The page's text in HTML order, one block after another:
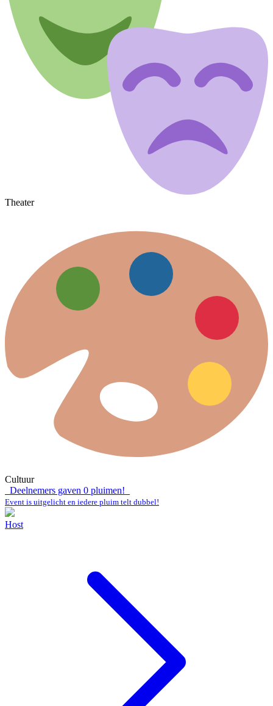
Theater
Cultuur
Deelnemers gaven 0 pluimen!
Event is uitgelicht en iedere pluim telt dubbel!
Host